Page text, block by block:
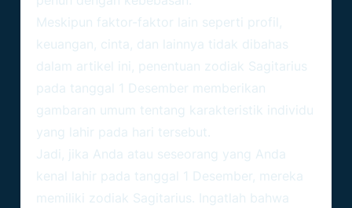
Meskipun faktor-faktor lain seperti profil,
keuangan, cinta, dan lainnya tidak dibahas
dalam artikel ini, penentuan zodiak Sagitarius
pada tanggal 1 Desember memberikan
gambaran umum tentang karakteristik individu
yang lahir pada hari tersebut.
Jadi, jika Anda atau seseorang yang Anda
kenal lahir pada tanggal 1 Desember, mereka
memiliki zodiak Sagitarius. Ingatlah bahwa